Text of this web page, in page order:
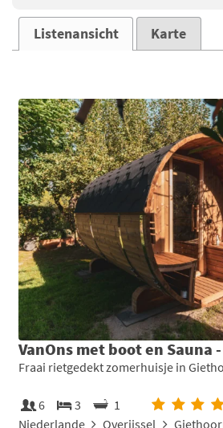
Listenansicht Karte
VanOns met boot en Sauna
Fraai rietgedekt zomerhuisje in
6 3
1
Niederlande
Overijssel